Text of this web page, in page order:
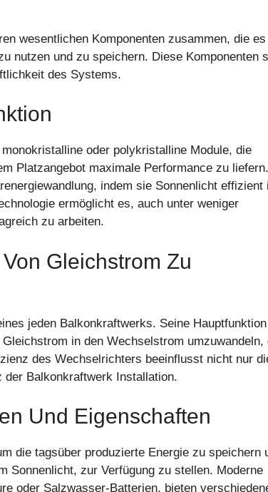
wesentlichen Komponenten zusammen, die es
nutzen und zu speichern. Diese Komponenten
des Systems.
oder polykristalline Module, die
Platzangebot maximale Performance zu liefern.
indem sie Sonnenlicht effizient
ermöglicht es, auch unter weniger
zu arbeiten.
Gleichstrom Zu
jeden Balkonkraftwerks. Seine Hauptfunktion
in den Wechselstrom umzuwandeln,
des Wechselrichters beeinflusst nicht nur
der Balkonkraftwerk Installation.
Und Eigenschaften
die tagsüber produzierte Energie zu speichern
Sonnenlicht, zur Verfügung zu stellen. Moderne
oder Salzwasser-Batterien, bieten